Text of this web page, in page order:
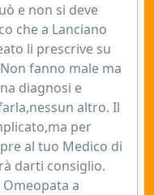
e non si deve
che a Lanciano
li prescrive su
fanno male ma
diagnosi e
altro. Il
per
al tuo Medico di
darti consiglio.
a